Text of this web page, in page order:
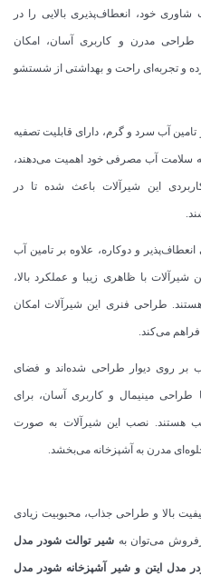
شاوری خود، انعطاف‌پذیری بالایی را در
طراحی مدرن و کاربری آسان، امکان
و تجربه‌ای راحت و بهداشتی از شستشو
آب سرد و گرم، دارای قابلیت تصفیه
سلامت آب مصرفی خود اهمیت می‌دهند،
این شیرآلات باعث شده تا در
و دوکاره، علاوه بر تامین آب
شیرآلات با ظاهری زیبا و عملکرد بالا،
هستند. طراحی فنری این شیرآلات امکان
می‌کند.
بر روی دیوار طراحی شده‌اند و فضای
طراحی مینیمال و کاربری آسان، برای
هستند. نصب این شیرآلات به صورت
مدرن به آشپزخانه می‌بخشد.
بالا و طراحی جذاب، محبوبیت زیادی
می‌توان به شیر توالت شودر مدل
مدل ایتن و شیر آشپزخانه شودر مدل